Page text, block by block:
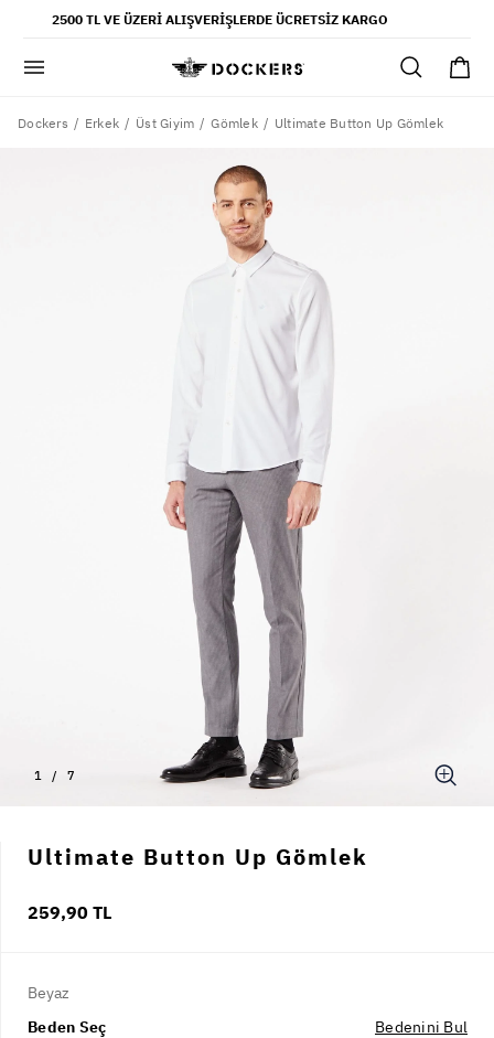
2500 TL VE ÜZERI ALIŞVERIŞLERDE ÜCRETSIZ KARGO
gömlek
şort
Dockers Erkek Üst Giyim Gömlek Ultimate Button Up Gömlek
1 / 7
Ultimate Button Up Gömlek
259,90 TL
Beyaz
Beden Seç
Bedenini Bul